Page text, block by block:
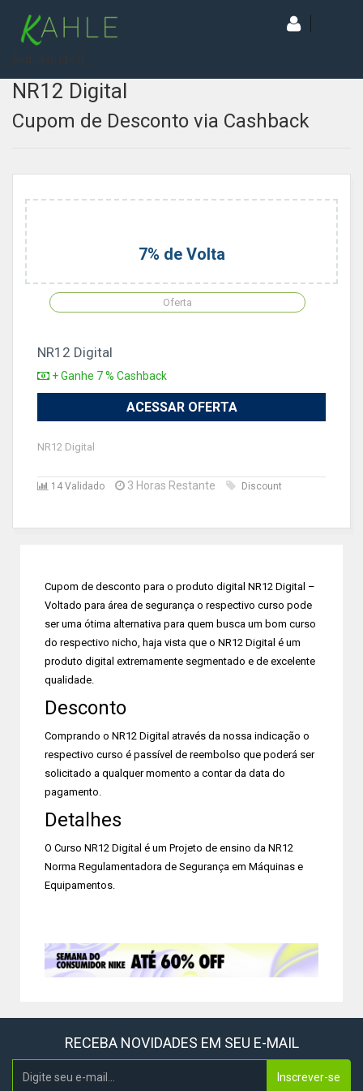
NR12 Digital
Cupom de Desconto via Cashback
7% de Volta
Oferta
NR12 Digital
+ Ganhe 7 % Cashback
ACESSAR OFERTA
NR12 Digital
14 Validado 3 Horas Restante Discount
Cupom de desconto para o produto digital NR12 Digital –
Voltado para área de segurança o respectivo curso pode
ser uma ótima alternativa para quem busca um bom curso
do respectivo nicho, haja vista que o NR12 Digital é um
produto digital extremamente segmentado e de excelente
qualidade.
Desconto
Comprando o NR12 Digital através da nossa indicação o
respectivo curso é passível de reembolso que poderá ser
solicitado a qualquer momento a contar da data do
pagamento.
Detalhes
O Curso NR12 Digital é um Projeto de ensino da NR12
Norma Regulamentadora de Segurança em Máquinas e
Equipamentos.
RECEBA NOVIDADES EM SEU E-MAIL
Inscrever-se